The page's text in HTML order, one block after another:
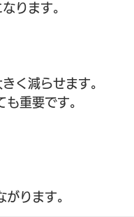
ります。
く減らせます。
重要です。
ります。